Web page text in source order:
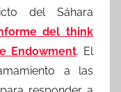
del Sáhara
del think
Endowment. El
a las